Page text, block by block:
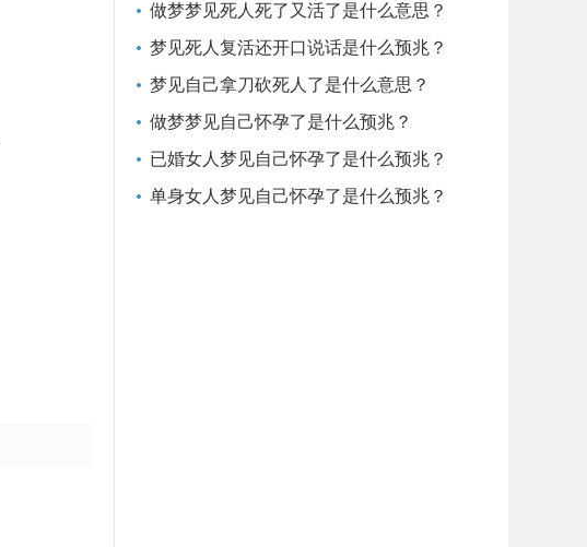
做梦梦见死人死了又活了是什么意思？
梦见死人复活还开口说话是什么预兆？
梦见自己拿刀砍死人了是什么意思？
做梦梦见自己怀孕了是什么预兆？
已婚女人梦见自己怀孕了是什么预兆？
单身女人梦见自己怀孕了是什么预兆？